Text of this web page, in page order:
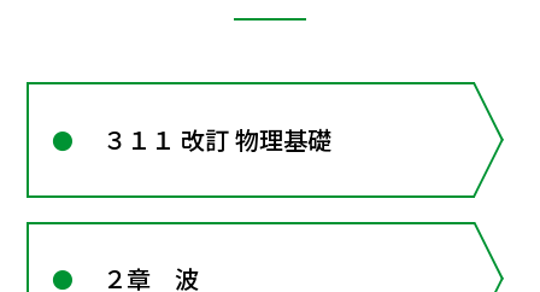
３１１ 改訂 物理基礎
２章 波